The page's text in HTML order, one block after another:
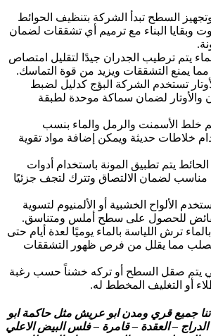
السطح تبدأ الشركة بتنظيف الحوائط
وبقايا البناء مع ترميم أي تشققات لضمان
يتم ترطيب الجدران جيدًا لتقليل امتصاص
مما يمنع التشققات ويزيد من قوة التماسك.
تستخدم الشركة البؤج كدليل لضبط
والأوتار لضمان سماكة موحدة لطبقة
خلط الأسمنت والرمل والماء بنسب
خلاطات حديثة ويمكن إضافة مواد تقوية
يتم تطبيق المونة باستخدام أدوات
لضمان الالتصاق وتترك لتجف جزئيًا
الألواح الخشبية أو الألمنيوم لتسوية
الفائض للحصول على سطح أملس ومتناسق.
ترش اللياسة بالماء يوميًا لعدة أيام حتى
مما يقلل من فرص ظهور التشققات
يتم صقل السطح أو تركه خشناً حسب رغبة
أو التغليف المخطط له.
جميع قري ومدن ابو عريش مثل حاكمة ابو
– العقدة – قامرة – فلس البيض الاعلي